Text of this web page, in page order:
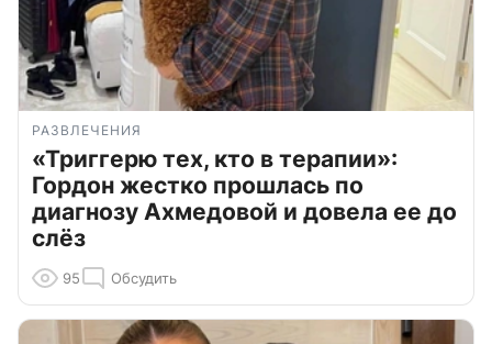
РАЗВЛЕЧЕНИЯ
«Триггерю тех, кто в терапии»:
Гордон жестко прошлась по
диагнозу Ахмедовой и довела ее до
слёз
95 Обсудить